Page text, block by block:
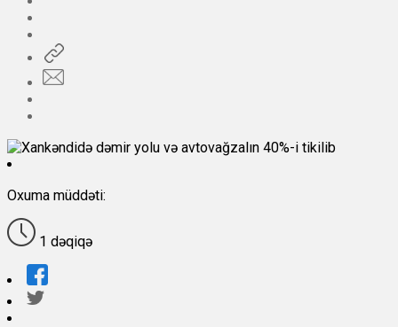
Oxuma müddəti:
1 dəqiqə